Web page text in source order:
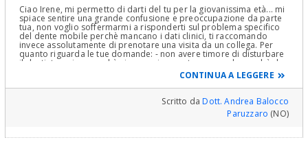
Ciao Irene, mi permetto di darti del tu per la giovanissima età... mi
spiace sentire una grande confusione e preoccupazione da parte
tua, non voglio soffermarmi a risponderti sul problema specifico
del dente mobile perchè mancano i dati clinici, ti raccomando
invece assolutamente di prenotare una visita da un collega. Per
quanto riguarda le tue domande: - non avere timore di disturbare
il dentista, primo perchè siamo qui apposta e secondo perchè da
quello che racconti non mi pare assolutamente una sciocchezza -
le cure odontoiatriche NON sono dolorose nella maniera più
assoluta, un paziente che non si stressa con delle aspettative
negative sul dentista può vivere le sedute di terapia in modo
assolutamente sereno - è tuo diritto rifiutarti di fare qualsiasi
terapia che non ti convinca. In conclusione: non ascoltare tua
CONTINUA A LEGGERE
Scritto daDott. Andrea Balocco
Paruzzaro (NO)